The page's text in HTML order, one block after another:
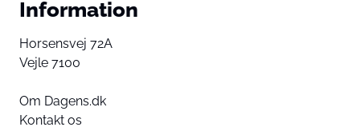
Information
Horsensvej 72A
Vejle 7100
Om Dagens.dk
Kontakt os